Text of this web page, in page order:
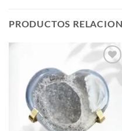
PRODUCTOS
Añadir
a la
lista de
deseos